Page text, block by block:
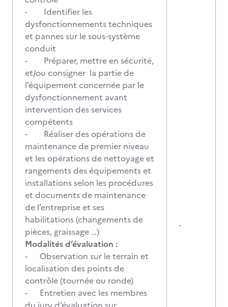
- Identifier les
dysfonctionnements techniques
et pannes sur le sous-système
conduit
- Préparer, mettre en sécurité,
et/ou consigner la partie de
l’équipement concernée par le
dysfonctionnement avant
intervention des services
compétents
- Réaliser des opérations de
maintenance de premier niveau
et les opérations de nettoyage et
rangements des équipements et
installations selon les procédures
et documents de maintenance
de l’entreprise et ses
habilitations (changements de
pièces, graissage …)
Modalités d’évaluation :
- Observation sur le terrain et
localisation des points de
contrôle (tournée ou ronde)
- Entretien avec les membres
-